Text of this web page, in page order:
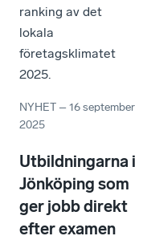
ranking av det
lokala
företagsklimatet
2025.
NYHET –16 september
2025
Utbildningarna i
Jönköping som
ger jobb direkt
efter examen